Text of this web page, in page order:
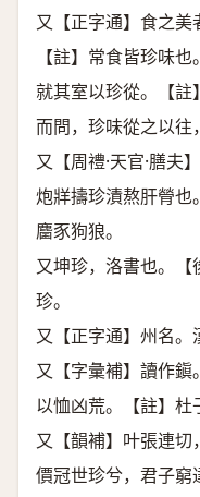
又【正字通】食之美
【註】常食皆珍味
就其室以珍從。【註
而問，珍味從之以往
又【周禮·天官·膳夫
炮牂擣珍漬熬肝膋也
麕豕狗狼。
又坤珍，洛書也。【
珍。
又【正字通】州名。
又【字彙補】讀作鎭
以恤凶荒。【註】杜
又【韻補】叶張連切
價冠世珍兮，君子